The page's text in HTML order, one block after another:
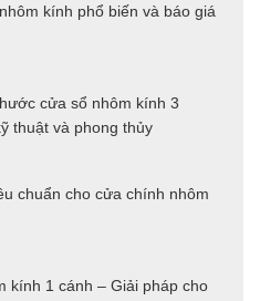
kính phổ biến và báo giá
cửa sổ nhôm kính 3
thuật và phong thủy
chuẩn cho cửa chính nhôm
kính 1 cánh – Giải pháp cho